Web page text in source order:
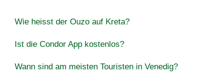
Wie heisst der Ouzo auf Kreta?
Ist die Condor App kostenlos?
Wann sind am meisten Touristen in Venedig?